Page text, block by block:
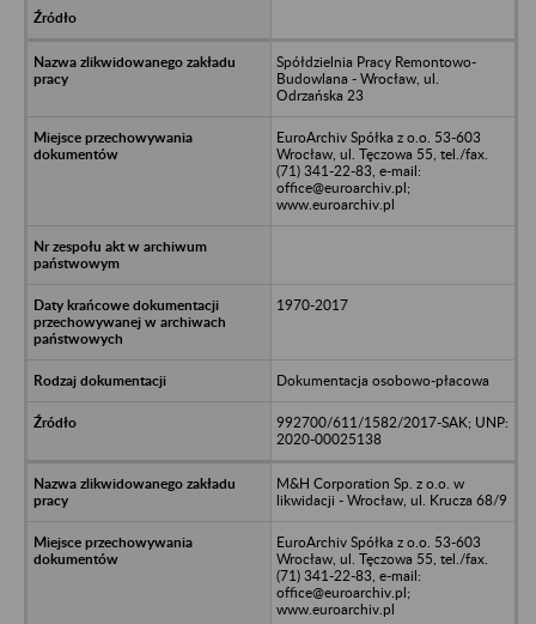
Spółdzielnia Pracy Remontowo-
Budowlana - Wrocław, ul.
Odrzańska 23
EuroArchiv Spółka z o.o. 53-603
Wrocław, ul. Tęczowa 55, tel./fax.
(71) 341-22-83, e-mail:
office@euroarchiv.pl;
www.euroarchiv.pl
1970-2017
Dokumentacja osobowo-płacowa
992700/611/1582/2017-SAK; UNP:
2020-00025138
M&H Corporation Sp. z o.o. w
likwidacji - Wrocław, ul. Krucza 68/9
EuroArchiv Spółka z o.o. 53-603
Wrocław, ul. Tęczowa 55, tel./fax.
(71) 341-22-83, e-mail:
office@euroarchiv.pl;
www.euroarchiv.pl